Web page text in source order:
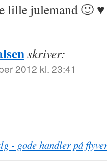
lille julemand 🙂 ♥
skriver:
2012 kl. 23:41
- gode handler på